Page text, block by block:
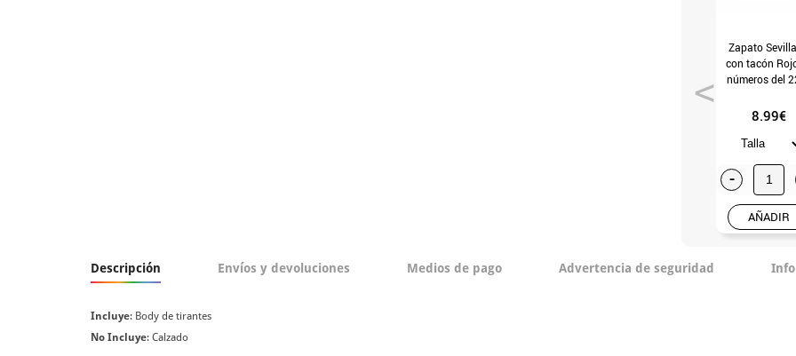
Zapato
con tacón
números del
8.99€
-
AÑADIR
Descripción Envíos y devoluciones Medios de pago Advertencia de seguridad
Incluye: Body de tirantes
No Incluye: Calzado